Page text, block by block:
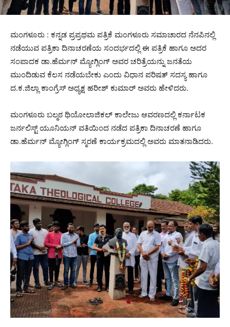
ಮಂಗಳೂರು : ಕನ್ನಡ ಪ್ರಪ್ರಥಮ ಪತ್ರಿಕೆ ಮಂಗಳೂರು ಸಮಾಚಾರದ ನೆನಪಿನಲ್ಲಿ
ನಡೆಯುವ ಪತ್ರಿಕಾ ದಿನಾಚರಣೆಯ ಸಂದರ್ಭದಲ್ಲಿ ಈ ಪತ್ರಿಕೆ ಹಾಗೂ ಅದರ
ಸಂಪಾದಕ ಡಾ.ಹೆರ್ಮನ್ ಮ್ಯೋಗ್ಲಿಂಗ್ ಅವರ ಚರಿತ್ರೆಯನ್ನು ಜನತೆಯ
ಮುಂದಿಡುವ ಕೆಲಸ ನಡೆಯಬೇಕು ಎಂದು ವಿಧಾನ ಪರಿಷತ್ ಸದಸ್ಯ ಹಾಗೂ
ದ.ಕ.ಜಿಲ್ಲಾ ಕಾಂಗ್ರೆಸ್ ಅಧ್ಯಕ್ಷ ಹರೀಶ್ ಕುಮಾರ್ ಅವರು ಹೇಳಿದರು.
ಮಂಗಳೂರು ಬಲ್ಮಠ ಥಿಯೋಲಾಜಿಕಲ್ ಕಾಲೇಜು ಆವರಣದಲ್ಲಿ ಕರ್ನಾಟಕ
ಜರ್ನಲಿಸ್ಟ್ ಯೂನಿಯನ್ ವತಿಯಿಂದ ನಡೆದ ಪತ್ರಿಕಾ ದಿನಾಚರಣೆ ಹಾಗೂ
ಡಾ.ಹೆರ್ಮನ್ ಮ್ಯೋಗ್ಲಿಂಗ್ ಸ್ಮರಣೆ ಕಾರ್ಯಕ್ರಮದಲ್ಲಿ ಅವರು ಮಾತನಾಡಿದರು.